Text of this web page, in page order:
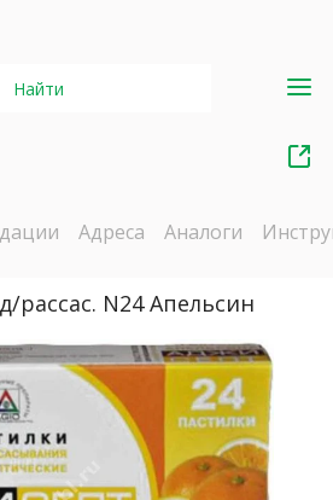
Найти
Адреса Аналоги
N24 Апельсин